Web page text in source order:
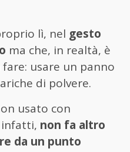
lì, nel gesto
ma che, in realtà, è
usare un panno
di polvere.
usato con
infatti, non fa altro
da un punto